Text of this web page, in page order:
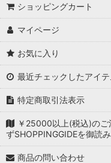
ショッピングカート
マイページ
お気に入り
最近チェックしたアイテ
特定商取引法表示
￥25000以上(税込)の
ずSHOPPINGGIDEを御読
商品の問い合わせ